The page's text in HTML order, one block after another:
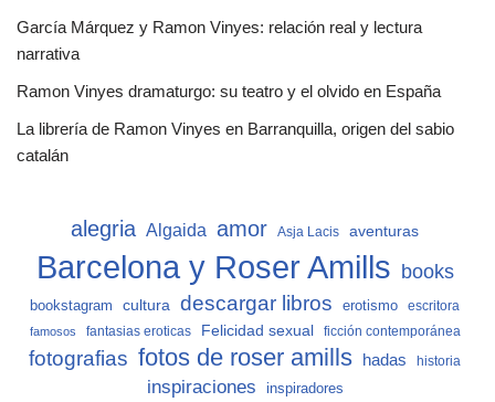
García Márquez y Ramon Vinyes: relación real y lectura
narrativa
Ramon Vinyes dramaturgo: su teatro y el olvido en España
La librería de Ramon Vinyes en Barranquilla, origen del sabio
catalán
alegria Algaida amor Asja Lacis aventuras
Barcelona y Roser Amills books
bookstagram cultura descargar libros erotismo escritora
famosos fantasias eroticas Felicidad sexual ficción contemporánea
fotografias fotos de roser amills hadas historia
inspiraciones inspiradores